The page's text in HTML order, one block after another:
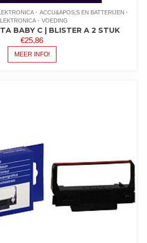
ACCU&APOS;S EN BATTERIJEN
VOEDING
BABY C | BLISTER A 2 STUK
€25,86
MEER INFO!